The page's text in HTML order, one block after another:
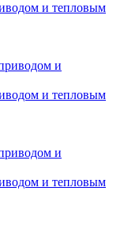
и тепловым
и тепловым
и тепловым